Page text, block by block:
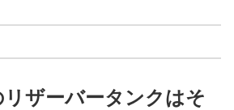
ザーバータンクはそ